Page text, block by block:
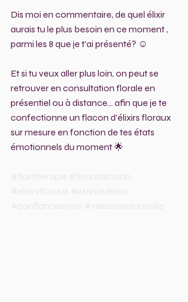
Dis moi en commentaire, de quel élixir
aurais tu le plus besoin en ce moment ,
parmi les 8 que je t'ai présenté? ☺️
Et si tu veux aller plus loin, on peut se
retrouver en consultation florale en
présentiel ou à distance... afin que je te
confectionne un flacon d'élixirs floraux
sur mesure en fonction de tes états
émotionnels du moment 🌟
#floritherapie #fleursdebach
#elixirsfloraux #estimedesoi
#confianceensoi #valeurpersonnelle